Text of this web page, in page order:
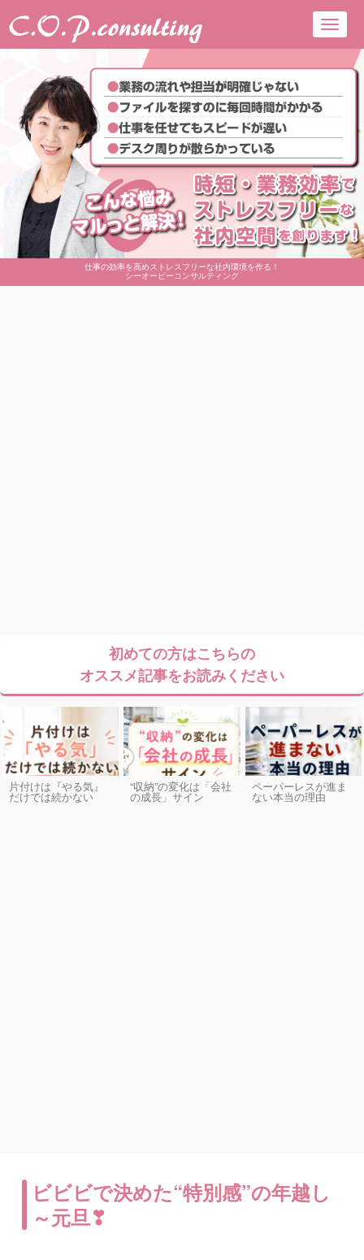
仕事の効率を高めストレスフリーな社内環境を作る！
シーオーピーコンサルティング
初めての方はこちらの
オススメ記事をお読みください
片付けは『やる気』
だけでは続かない
“収納”の変化は「会社
の成長」サイン
ペーパーレスが進ま
ない本当の理由
ビビビで決めた“特別感”の年越し
～元旦❣